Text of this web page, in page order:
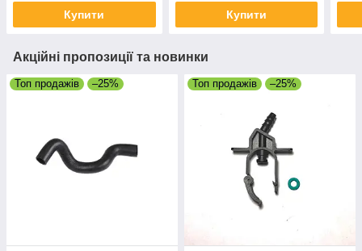
Купити Купити
Акційні пропозиції та новинки
Топ продажів –25% Топ продажів –25%